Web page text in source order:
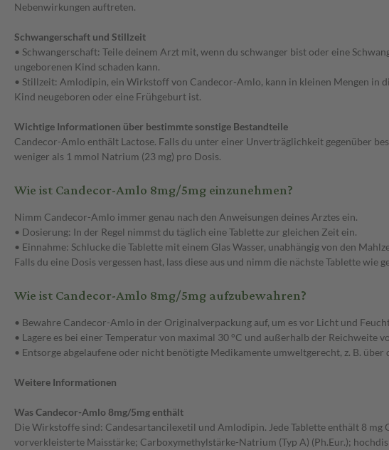
Nebenwirkungen auftreten.
Schwangerschaft und Stillzeit
• Schwangerschaft: Teile deinem Arzt mit, wenn du schwanger bist oder eine
ungeborenen Kind schaden kann.
• Stillzeit: Amlodipin, ein Wirkstoff von Candecor-Amlo, kann in kleinen Mengen
Kind neugeboren oder eine Frühgeburt ist.
Wichtige Informationen über bestimmte sonstige Bestandteile
Candecor-Amlo enthält Lactose. Falls du unter einer Unverträglichkeit gegenüber
weniger als 1 mmol Natrium (23 mg) pro Dosis.
Wie ist Candecor-Amlo 8mg/5mg einzunehmen?
Nimm Candecor-Amlo immer genau nach den Anweisungen deines Arztes ein.
• Dosierung: In der Regel nimmst du täglich eine Tablette zur gleichen Zeit ein.
• Einnahme: Schlucke die Tablette mit einem Glas Wasser, unabhängig von den
Falls du eine Dosis vergessen hast, lass diese aus und nimm die nächste Tablette wie
Wie ist Candecor-Amlo 8mg/5mg aufzubewahren?
• Bewahre Candecor-Amlo in der Originalverpackung auf, um es vor Licht und
• Lagere es bei einer Temperatur von maximal 30 °C und außerhalb der Reichweite
• Entsorge abgelaufene oder nicht benötigte Medikamente umweltgerecht, z. B. über
Weitere Informationen
Was Candecor-Amlo 8mg/5mg enthält
Die Wirkstoffe sind: Candesartancilexetil und Amlodipin. Jede Tablette enthält 8
vorverkleisterte Maisstärke; Carboxymethylstärke-Natrium (Typ A) (Ph.Eur.);